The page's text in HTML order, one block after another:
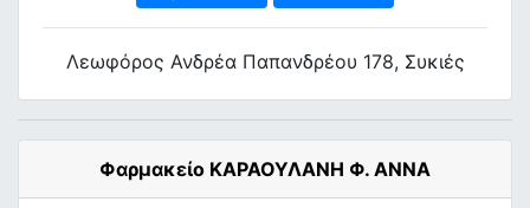
Λεωφόρος Ανδρέα Παπανδρέου 178, Συκιές
Φαρμακείο ΚΑΡΑΟΥΛΑΝΗ Φ. ΑΝΝΑ